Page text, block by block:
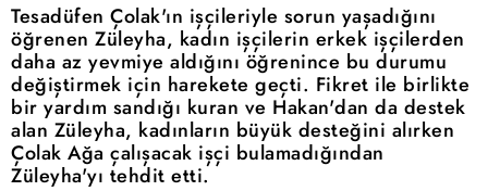
Tesadüfen Çolak'ın işçileriyle sorun yaşadığını
öğrenen Züleyha, kadın işçilerin erkek işçilerden
daha az yevmiye aldığını öğrenince bu durumu
değiştirmek için harekete geçti. Fikret ile birlikte
bir yardım sandığı kuran ve Hakan'dan da destek
alan Züleyha, kadınların büyük desteğini alırken
Çolak Ağa çalışacak işçi bulamadığından
Züleyha'yı tehdit etti.